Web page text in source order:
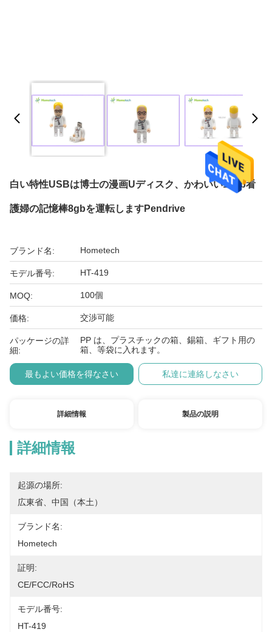
白い特性USBは博士の漫画Uディスク、かわいい16gb看
護婦の記憶棒8gbを運転しますPendrive
ブランド名: Hometech
モデル番号: HT-419
MOQ: 100個
価格: 交渉可能
パッケージの詳
細:
PP は、プラスチックの箱、錫箱、ギフト用の
箱、等袋に入れます。
最もよい価格を得なさい 私達に連絡しなさい
詳細情報 製品の説明
詳細情報
起源の場所:
広東省、中国（本土）
ブランド名:
Hometech
証明:
CE/FCC/RoHS
モデル番号:
HT-419